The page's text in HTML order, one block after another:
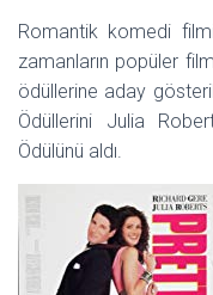
Romantik komedi
zamanların popüler
ödüllerine aday
Ödüllerini Julia
Ödülünü aldı.